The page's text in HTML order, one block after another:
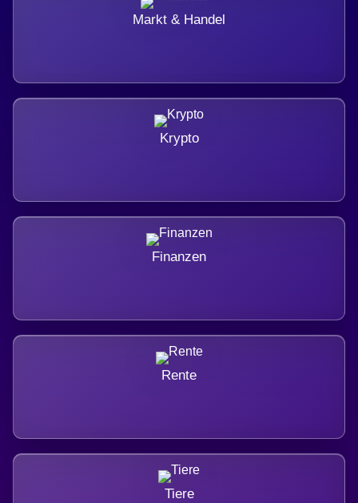
Markt & Handel
Krypto
Finanzen
Rente
Tiere